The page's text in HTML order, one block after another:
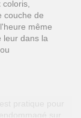
couche de
même
leur dans la